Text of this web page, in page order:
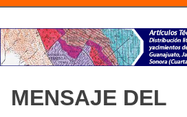
MENSAJE DEL